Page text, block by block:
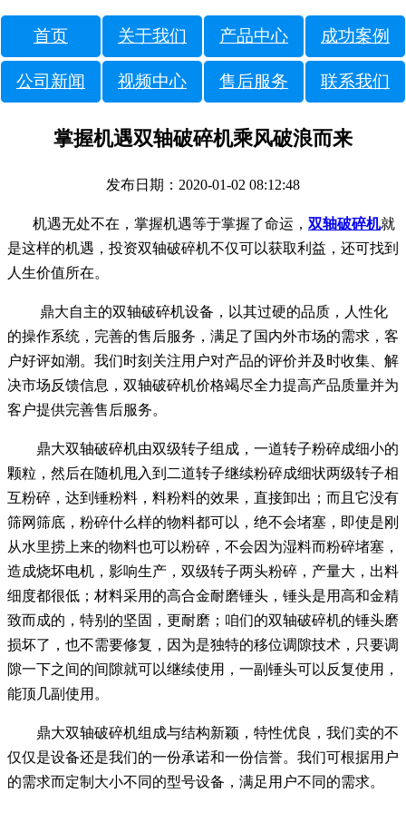
首页 关于我们 产品中心 成功案例
公司新闻 视频中心 售后服务 联系我们
掌握机遇双轴破碎机乘风破浪而来
发布日期：2020-01-02 08:12:48
机遇无处不在，掌握机遇等于掌握了命运， 双轴破碎机就
是这样的机遇，投资双轴破碎机不仅可以获取利益，还可找到
人生价值所在。
鼎大自主的双轴破碎机设备，以其过硬的品质，人性化
的操作系统，完善的售后服务，满足了国内外市场的需求，客
户好评如潮。我们时刻关注用户对产品的评价并及时收集、解
决市场反馈信息，双轴破碎机价格竭尽全力提高产品质量并为
客户提供完善售后服务。
鼎大双轴破碎机由双级转子组成，一道转子粉碎成细小的
颗粒，然后在随机甩入到二道转子继续粉碎成细状两级转子相
互粉碎，达到锤粉料，料粉料的效果，直接卸出；而且它没有
筛网筛底，粉碎什么样的物料都可以，绝不会堵塞，即使是刚
从水里捞上来的物料也可以粉碎，不会因为湿料而粉碎堵塞，
造成烧坏电机，影响生产，双级转子两头粉碎，产量大，出料
细度都很低；材料采用的高合金耐磨锤头，锤头是用高和金精
致而成的，特别的坚固，更耐磨；咱们的双轴破碎机的锤头磨
损坏了，也不需要修复，因为是独特的移位调隙技术，只要调
隙一下之间的间隙就可以继续使用，一副锤头可以反复使用，
能顶几副使用。
鼎大双轴破碎机组成与结构新颖，特性优良，我们卖的不
仅仅是设备还是我们的一份承诺和一份信誉。我们可根据用户
的需求而定制大小不同的型号设备，满足用户不同的需求。